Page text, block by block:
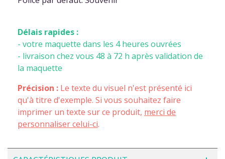
Délais rapides :
- votre maquette dans les 4 heures ouvrées
- livraison chez vous 48 à 72 h après validation de
la maquette
Précision : Le texte du visuel n'est présenté ici
qu'à titre d'exemple. Si vous souhaitez faire
imprimer un texte sur ce produit, merci de
personnaliser celui-ci.